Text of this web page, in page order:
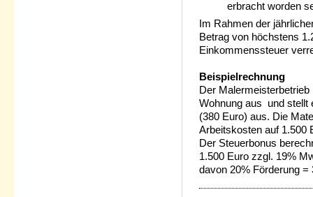
erbracht worden
Im Rahmen der
Betrag von höchstens
Einkommenssteuer
Beispielrechnung
Der
Wohnung aus und stellt
(380 Euro) aus. Die
Arbeitskosten auf 1.500
Der Steuerbonus
1.500 Euro zzgl. 19%
davon 20% Förderung =